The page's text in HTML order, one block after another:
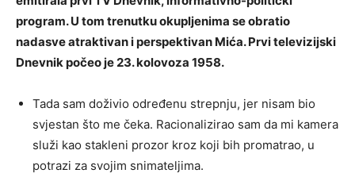
program. U tom trenutku okupljenima se obratio
nadasve atraktivan i perspektivan Mića. Prvi televizijski
Dnevnik počeo je 23. kolovoza 1958.
Tada sam doživio određenu strepnju, jer nisam bio
svjestan što me čeka. Racionalizirao sam da mi kamera
služi kao stakleni prozor kroz koji bih promatrao, u
potrazi za svojim snimateljima.